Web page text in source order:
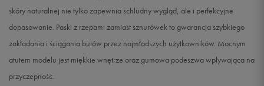
20,5 cm Powiadom o dostępności
35
skóry naturalnej nie tylko zapewnia schludny wygląd, ale i perfekcyjne
dopasowanie. Paski z rzepami zamiast sznurówek to gwarancja szybkiego
zakładania i ściągania butów przez najmłodszych użytkowników. Mocnym
atutem modelu jest miękkie wnętrze oraz gumowa podeszwa wpływająca na
przyczepność.